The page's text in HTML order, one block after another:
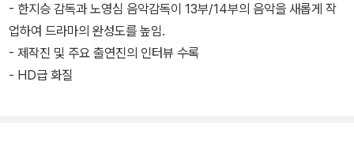
- 한지승 감독과 노영심 음악감독이 13부/14부의 음악을 새롭게 작
업하여 드라마의 완성도를 높임.
- 제작진 및 주요 출연진의 인터뷰 수록
- HD급 화질